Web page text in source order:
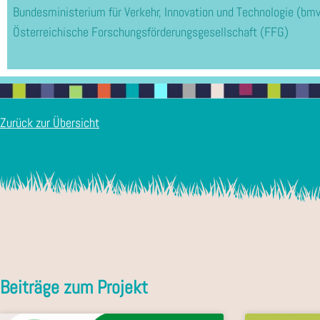
Bundesministerium für Verkehr, Innovation und Technologie
Österreichische Forschungsförderungsgesellschaft (FFG)
Zurück zur Übersicht